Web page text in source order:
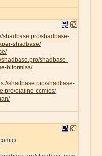
shadbase.pro/shadbase-
shadbase/
shadbase.pro/shadbase-
hitormiss/
shadbase.pro/shadbase-
oraline-comics/